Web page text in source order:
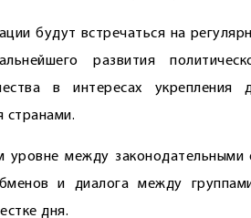
будут встречаться на
развития
в интересах укреп­ления
странами.
уровне между законодательными
и диалога между
дня.